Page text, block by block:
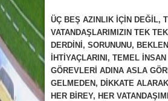
ÜÇ BEŞ AZINLIK İÇİN DEĞİL,
VATANDAŞLARIMIZIN TEK
DERDİNİ, SORUNUNU,
İHTİYAÇLARINI, TEMEL
GÖREVLERİ ADINA ASLA
GELMEDEN, DİKKATE
HER BİREY, HER